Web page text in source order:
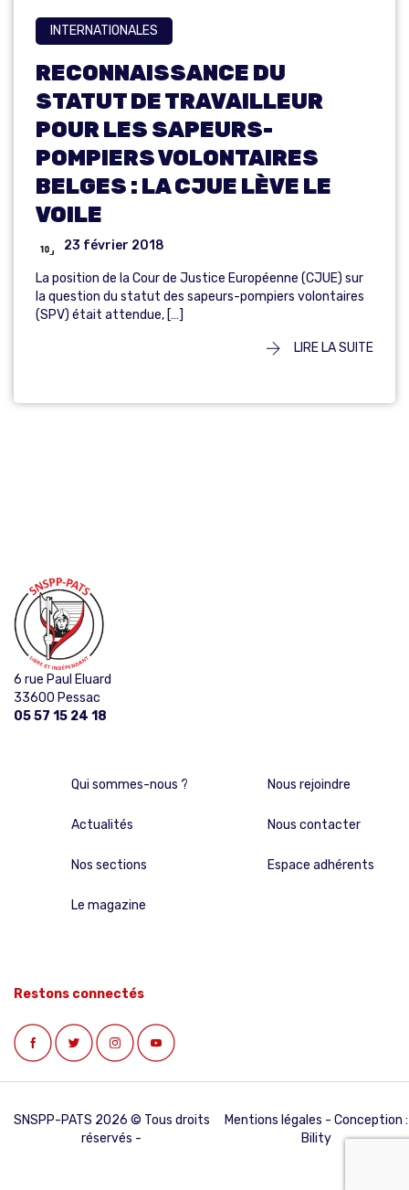
INTERNATIONALES
RECONNAISSANCE DU
STATUT DE TRAVAILLEUR
POUR LES SAPEURS-
POMPIERS VOLONTAIRES
BELGES : LA CJUE LÈVE LE
VOILE
23 février 2018
La position de la Cour de Justice Européenne (CJUE) sur
la question du statut des sapeurs-pompiers volontaires
(SPV) était attendue, […]
LIRE LA SUITE
6 rue Paul Eluard
33600 Pessac
05 57 15 24 18
Qui sommes-nous ?
Actualités
Nos sections
Le magazine
Nous rejoindre
Nous contacter
Espace adhérents
Restons connectés
SNSPP-PATS 2026 © Tous droits
réservés -
Mentions légales - Conception :
Bility